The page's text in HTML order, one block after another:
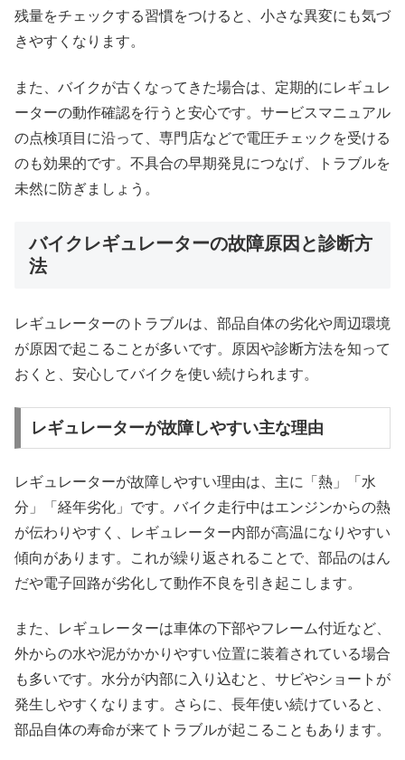
残量をチェックする習慣をつけると、小さな異変にも気づ
きやすくなります。
また、バイクが古くなってきた場合は、定期的にレギュレ
ーターの動作確認を行うと安心です。サービスマニュアル
の点検項目に沿って、専門店などで電圧チェックを受ける
のも効果的です。不具合の早期発見につなげ、トラブルを
未然に防ぎましょう。
バイクレギュレーターの故障原因と診断方
法
レギュレーターのトラブルは、部品自体の劣化や周辺環境
が原因で起こることが多いです。原因や診断方法を知って
おくと、安心してバイクを使い続けられます。
レギュレーターが故障しやすい主な理由
レギュレーターが故障しやすい理由は、主に「熱」「水
分」「経年劣化」です。バイク走行中はエンジンからの熱
が伝わりやすく、レギュレーター内部が高温になりやすい
傾向があります。これが繰り返されることで、部品のはん
だや電子回路が劣化して動作不良を引き起こします。
また、レギュレーターは車体の下部やフレーム付近など、
外からの水や泥がかかりやすい位置に装着されている場合
も多いです。水分が内部に入り込むと、サビやショートが
発生しやすくなります。さらに、長年使い続けていると、
部品自体の寿命が来てトラブルが起こることもあります。